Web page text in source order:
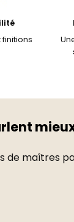
de maîtres